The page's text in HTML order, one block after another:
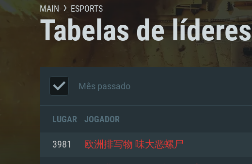
MAIN ESPORTS
Tabelas de líderes
Mês passado
LUGAR JOGADOR
3981 欧洲排写物 味大恶螺尸